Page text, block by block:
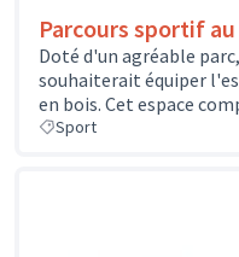
Parcours sportif
Doté d'un agréable
souhaiterait équiper
en bois. Cet espace
Sport